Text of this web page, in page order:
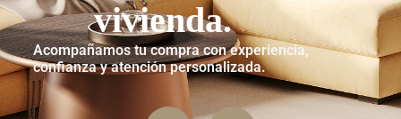
vivienda.
Acompañamos tu compra con experiencia,
confianza y atención personalizada.